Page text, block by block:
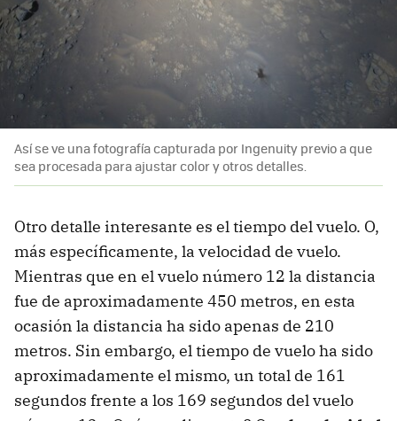
Así se ve una fotografía capturada por Ingenuity previo a que
sea procesada para ajustar color y otros detalles.
Otro detalle interesante es el tiempo del vuelo. O,
más específicamente, la velocidad de vuelo.
Mientras que en el vuelo número 12 la distancia
fue de aproximadamente 450 metros, en esta
ocasión la distancia ha sido apenas de 210
metros. Sin embargo, el tiempo de vuelo ha sido
aproximadamente el mismo, un total de 161
segundos frente a los 169 segundos del vuelo